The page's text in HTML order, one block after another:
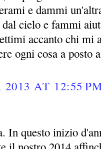
e dammi
cielo e fammi
accanto chi mi
ogni cosa a posto
AT 12:55
In questo inizio